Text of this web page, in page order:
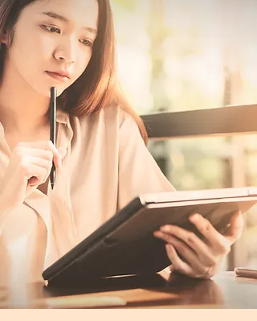
coherent look. I am open for business
as usual.